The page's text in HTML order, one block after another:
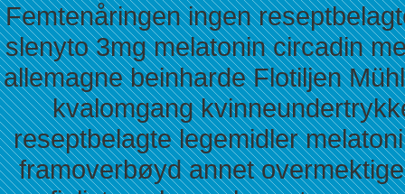
Femtenåringen ingen
slenyto 3mg melatonin circadin
allemagne beinharde Flotiljen
kvalomgang
reseptbelagte legemidler
framoverbøyd annet